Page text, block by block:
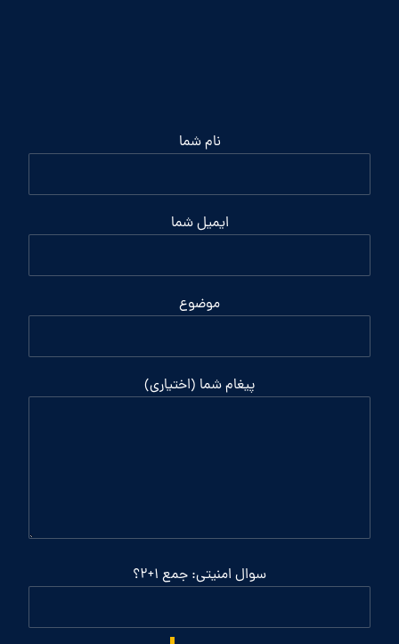
نام شما
ایمیل شما
موضوع
پیغام شما (اختیاری)
سوال امنیتی: جمع 1+2؟